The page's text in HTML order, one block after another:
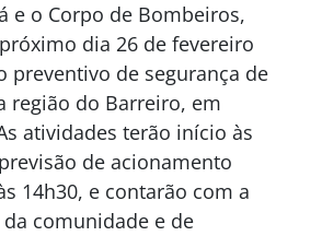
e o Corpo de Bombeiros,
dia 26 de fevereiro
preventivo de segurança de
região do Barreiro, em
atividades terão início às
de acionamento
14h30, e contarão com a
comunidade e de